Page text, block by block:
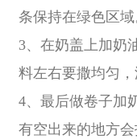
条保持在绿色区域
3、在奶盖上加奶
料左右要撒均匀
4、最后做卷子加
有空出来的地方